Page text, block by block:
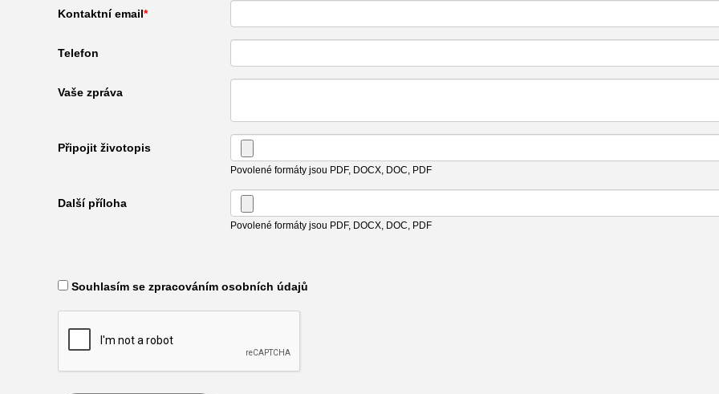
Kontaktní email
Telefon
Vaše zpráva
Připojit životopis
Povolené formáty jsou PDF, DOCX, DOC, PDF
Další příloha
Povolené formáty jsou PDF, DOCX, DOC, PDF
​ Souhlasím se zpracováním osobních údajů